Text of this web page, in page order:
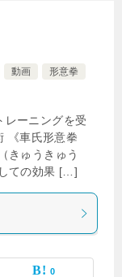
動画
形意拳
レーニングを受
《車氏形意拳
きゅうきゅう
ての効果 […]
0